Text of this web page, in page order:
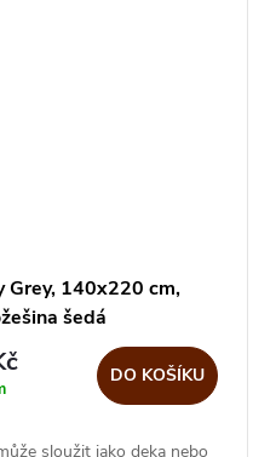
Grey, 140x220 cm,
šedá
DO KOŠÍKU
sloužit jako deka nebo